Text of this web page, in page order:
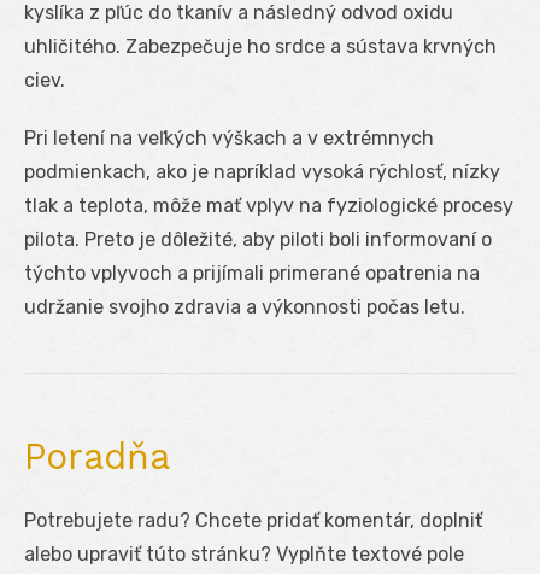
kyslíka z pľúc do tkanív a následný odvod oxidu
uhličitého. Zabezpečuje ho srdce a sústava krvných
ciev.
Pri letení na veľkých výškach a v extrémnych
podmienkach, ako je napríklad vysoká rýchlosť, nízky
tlak a teplota, môže mať vplyv na fyziologické procesy
pilota. Preto je dôležité, aby piloti boli informovaní o
týchto vplyvoch a prijímali primerané opatrenia na
udržanie svojho zdravia a výkonnosti počas letu.
Poradňa
Potrebujete radu? Chcete pridať komentár, doplniť
alebo upraviť túto stránku? Vyplňte textové pole